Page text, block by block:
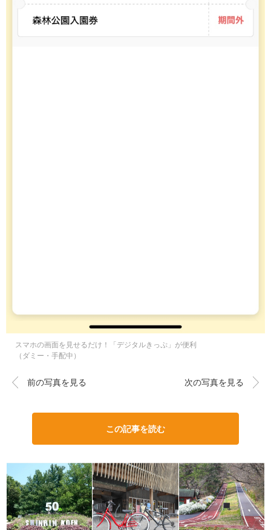
スマホの画面を見せるだけ！「デジタルきっぷ」が便利
（ダミー・手配中）
前の写真を見る 次の写真を見る
この記事を読む